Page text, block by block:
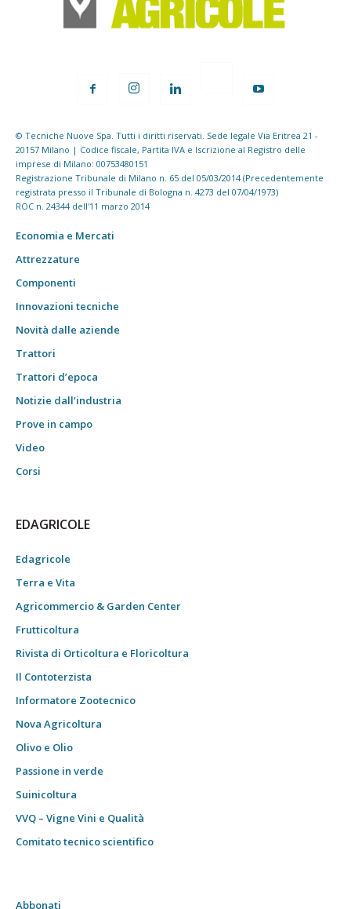
© Tecniche Nuove Spa. Tutti i diritti riservati. Sede legale Via Eritrea 21 -
20157 Milano | Codice fiscale, Partita IVA e Iscrizione al Registro delle
imprese di Milano: 00753480151
Registrazione Tribunale di Milano n. 65 del 05/03/2014 (Precedentemente
registrata presso il Tribunale di Bologna n. 4273 del 07/04/1973)
ROC n. 24344 dell'11 marzo 2014
Economia e Mercati
Attrezzature
Componenti
Innovazioni tecniche
Novità dalle aziende
Trattori
Trattori d’epoca
Notizie dall’industria
Prove in campo
Video
Corsi
EDAGRICOLE
Edagricole
Terra e Vita
Agricommercio & Garden Center
Frutticoltura
Rivista di Orticoltura e Floricoltura
Il Contoterzista
Informatore Zootecnico
Nova Agricoltura
Olivo e Olio
Passione in verde
Suinicoltura
VVQ – Vigne Vini e Qualità
Comitato tecnico scientifico
Abbonati